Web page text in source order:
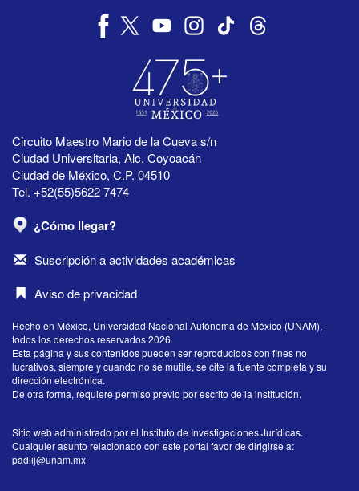
Circuito Maestro Mario de la Cueva s/n
Ciudad Universitaria, Alc. Coyoacán
Ciudad de México, C.P. 04510
Tel. +52(55)5622 7474
¿Cómo llegar?
Suscripción a actividades académicas
Aviso de privacidad
Hecho en México, Universidad Nacional Autónoma de México (UNAM),
todos los derechos reservados 2026.
Esta página y sus contenidos pueden ser reproducidos con fines no
lucrativos, siempre y cuando no se mutile, se cite la fuente completa y su
dirección electrónica.
De otra forma, requiere permiso previo por escrito de la institución.
Sitio web administrado por el Instituto de Investigaciones Jurídicas.
Cualquier asunto relacionado con este portal favor de dirigirse a:
padiij@unam.mx